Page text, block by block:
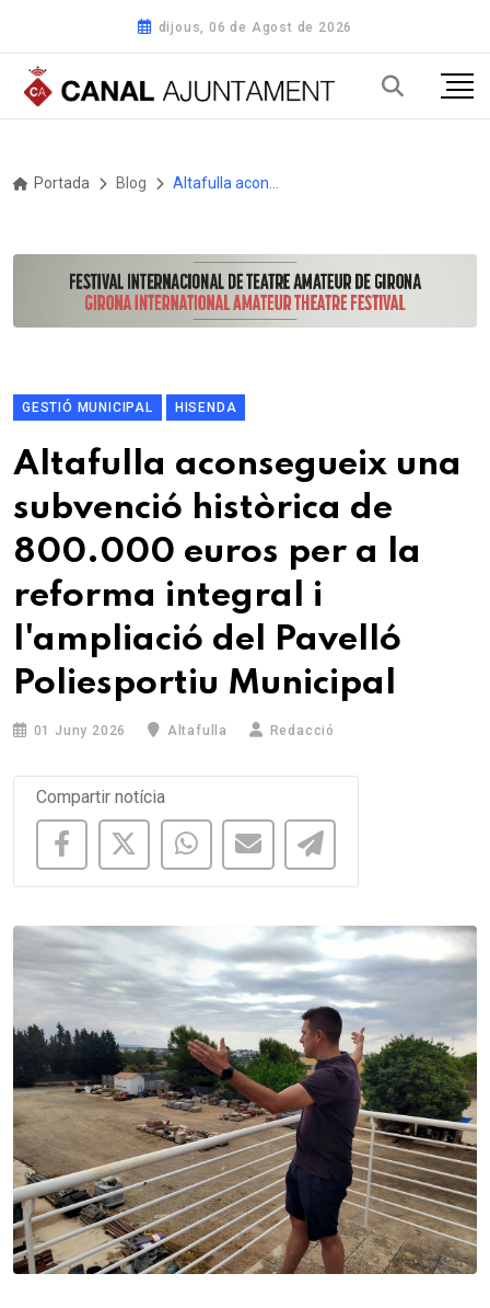
dijous, 06 de Agost de 2026
Portada Blog
GESTIÓ MUNICIPAL HISENDA
Altafulla aconsegueix una
subvenció històrica de
800.000 euros per a la
reforma integral i
l'ampliació del Pavelló
Poliesportiu Municipal
01 Juny 2026 Altafulla Redacció
Compartir notícia